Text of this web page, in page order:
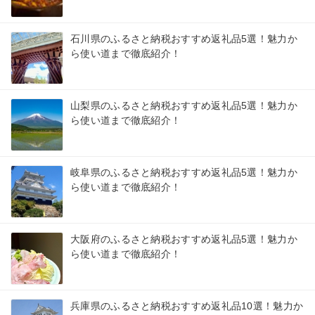
石川県のふるさと納税おすすめ返礼品5選！魅力か
ら使い道まで徹底紹介！
山梨県のふるさと納税おすすめ返礼品5選！魅力か
ら使い道まで徹底紹介！
岐阜県のふるさと納税おすすめ返礼品5選！魅力か
ら使い道まで徹底紹介！
大阪府のふるさと納税おすすめ返礼品5選！魅力か
ら使い道まで徹底紹介！
兵庫県のふるさと納税おすすめ返礼品10選！魅力か